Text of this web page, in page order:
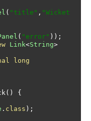
( "title" , "Wicket
( "error" ));
Link<String>
long
() {
. class );